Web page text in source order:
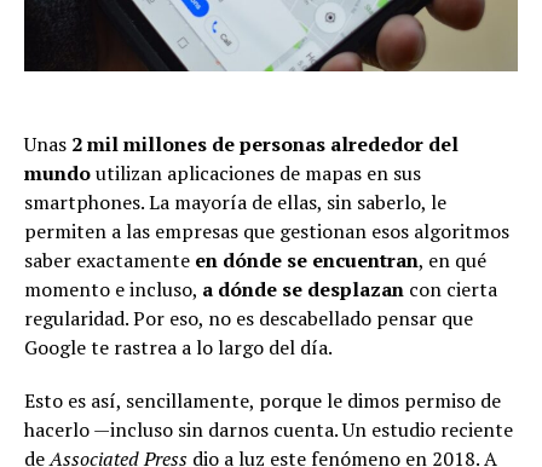
Unas 2 mil millones de personas alrededor del
mundoutilizan aplicaciones de mapas en sus
smartphones. La mayoría de ellas, sin saberlo, le
permiten a las empresas que gestionan esos algoritmos
saber exactamente en dónde se encuentran, en qué
momento e incluso, a dónde se desplazan con cierta
regularidad. Por eso, no es descabellado pensar que
Google te rastrea a lo largo del día.
Esto es así, sencillamente, porque le dimos permiso de
hacerlo —incluso sin darnos cuenta. Un estudio reciente
deAssociated Press dio a luz este fenómeno en 2018. A